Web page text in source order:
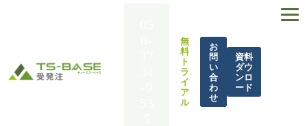
無
料
ト
ラ
イ
ア
ル
お
問
い
合
わ
せ
資料
ダウ
ンロ
ード